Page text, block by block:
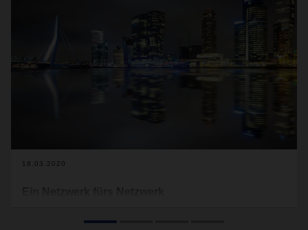
18.03.2020